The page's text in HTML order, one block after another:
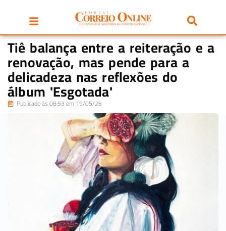
Tiê balança entre a reiteração e a
renovação, mas pende para a
delicadeza nas reflexões do
álbum 'Esgotada'
Publicado às 08:53 em 19/05/26